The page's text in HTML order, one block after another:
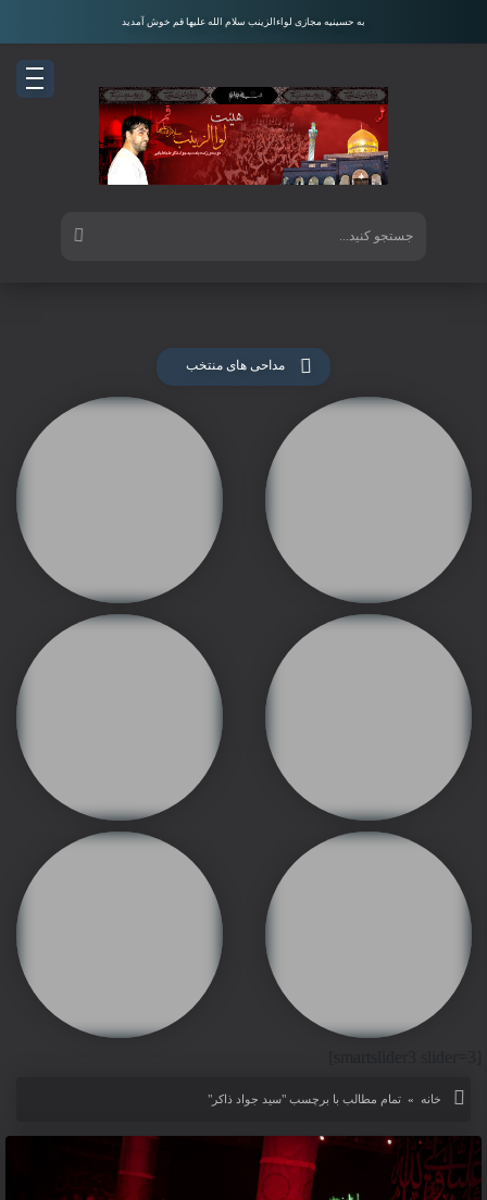
به حسینیه مجازی لواءالزینب سلام الله علیها قم خوش آمدید
مداحی های منتخب
خانه » تمام مطالب با برچسب "سید جواد ذاکر"